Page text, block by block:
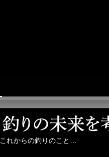
これからの釣りのこと…